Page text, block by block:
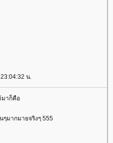
น.
มาก็คือ
มากมายจริงๆ 555